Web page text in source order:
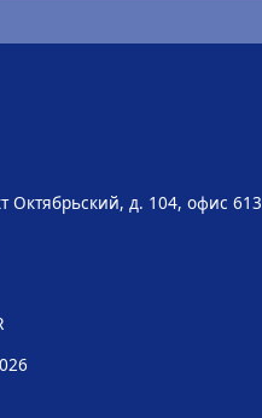
Октябрьский, д. 104, офис 613